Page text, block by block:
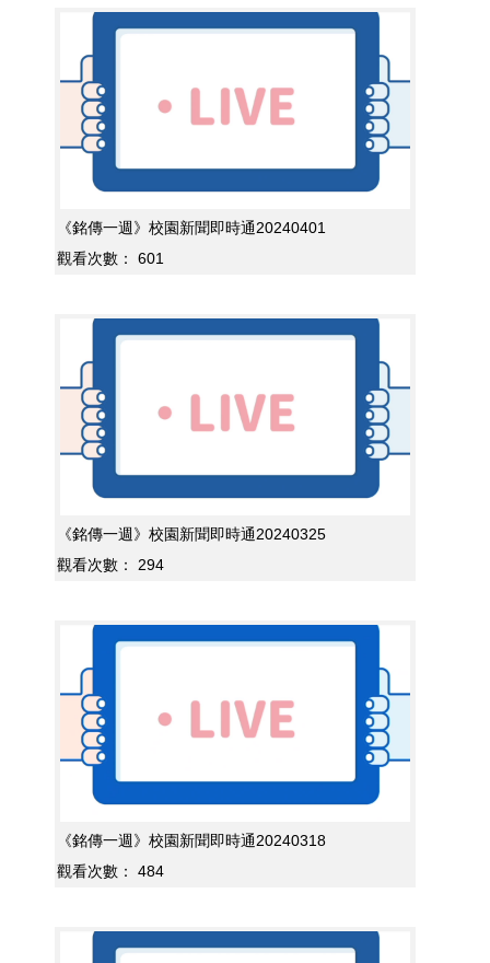
《銘傳一週》校園新聞即時通20240401
觀看次數：
601
《銘傳一週》校園新聞即時通20240325
觀看次數：
294
《銘傳一週》校園新聞即時通20240318
觀看次數：
484